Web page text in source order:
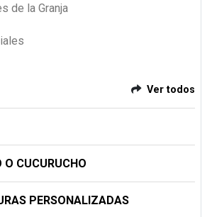
de la Granja
Ver todos
O CUCURUCHO
PERSONALIZADAS